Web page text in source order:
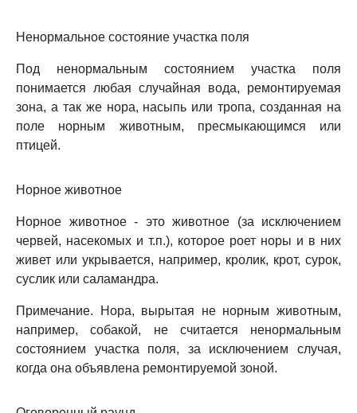
Ненормальное состояние участка поля
Под ненормальным состоянием участка поля
понимается любая случайная вода, ремонтируемая
зона, а так же нора, насыпь или тропа, созданная на
поле норным животным, пресмыкающимся или
птицей.
Норное животное
Норное животное - это животное (за исключением
червей, насекомых и т.п.), которое роет норы и в них
живет или укрывается, например, кролик, крот, сурок,
суслик или саламандра.
Примечание. Нора, вырытая не норным животным,
например, собакой, не считается ненормальным
состоянием участка поля, за исключением случая,
когда она объявлена ремонтируемой зоной.